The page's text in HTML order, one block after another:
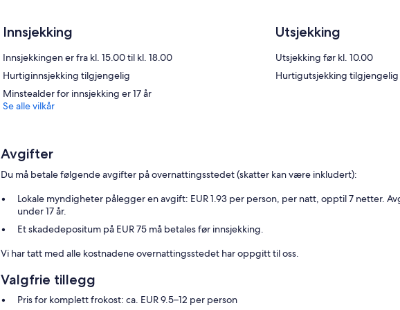
Innsjekking
Innsjekkingen er fra kl. 15.00 til kl. 18.00
Hurtiginnsjekking tilgjengelig
Minstealder for innsjekking er 17 år
Utsjekking
Utsjekking før kl. 10.00
Hurtigutsjekking tilgjengelig
Se alle vilkår
Avgifter
Du må betale følgende avgifter på overnattingsstedet (skatter kan være inkludert):
Lokale myndigheter pålegger en avgift: EUR 1.93 per person, per natt, opptil 7 netter.
under 17 år.
Et skadedepositum på EUR 75 må betales før innsjekking.
Vi har tatt med alle kostnadene overnattingsstedet har oppgitt til oss.
Valgfrie tillegg
Pris for komplett frokost: ca. EUR 9.5–12 per person